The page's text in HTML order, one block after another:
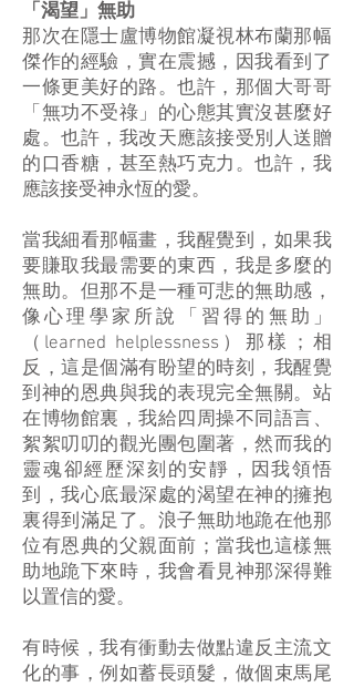
「渴望」無助
那次在隱士盧博物館凝視林布蘭那幅
傑作的經驗，實在震撼，因我看到了
一條更美好的路。也許，那個大哥哥
「無功不受祿」的心態其實沒甚麼好
處。也許，我改天應該接受別人送贈
的口香糖，甚至熱巧克力。也許，我
應該接受神永恆的愛。
當我細看那幅畫，我醒覺到，如果我
要賺取我最需要的東西，我是多麼的
無助。但那不是一種可悲的無助感，
像心理學家所說「習得的無助」
（learned helplessness）那樣；相
反，這是個滿有盼望的時刻，我醒覺
到神的恩典與我的表現完全無關。站
在博物館裏，我給四周操不同語言、
絮絮叨叨的觀光團包圍著，然而我的
靈魂卻經歷深刻的安靜，因我領悟
到，我心底最深處的渴望在神的擁抱
裏得到滿足了。浪子無助地跪在他那
位有恩典的父親面前；當我也這樣無
助地跪下來時，我會看見神那深得難
以置信的愛。
有時候，我有衝動去做點違反主流文
化的事，例如蓄長頭髮，做個束馬尾